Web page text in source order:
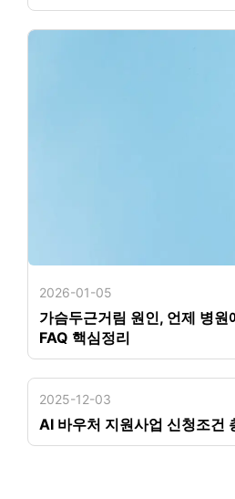
2026-01-05
가슴두근거림 원인, 언제 병원
FAQ 핵심정리
2025-12-03
AI 바우처 지원사업 신청조건